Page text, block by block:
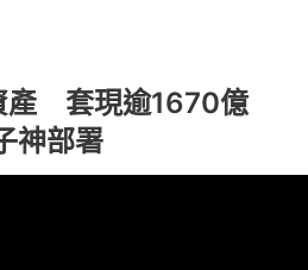
產 套現逾1670億
神部署